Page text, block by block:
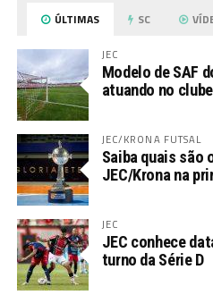
ÚLTIMAS SC
JEC
Modelo de SAF
atuando no
JEC/KRONA FUTSAL
Saiba quais são
JEC/Krona na
JEC
JEC conhece
turno da Série D